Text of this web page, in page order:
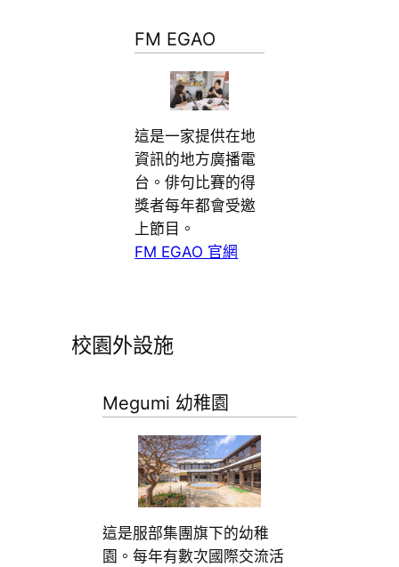
FM EGAO
這是一家提供在地
資訊的地方廣播電
台。俳句比賽的得
獎者每年都會受邀
上節目。
FM EGAO 官網
校園外設施
Megumi 幼稚園
這是服部集團旗下的幼稚
園。每年有數次國際交流活